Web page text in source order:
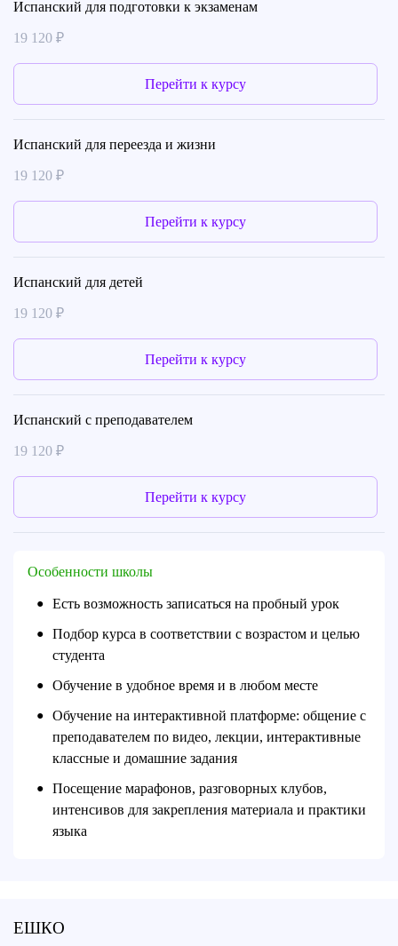
Испанский для подготовки к экзаменам
19 120 ₽
Перейти к курсу
Испанский для переезда и жизни
19 120 ₽
Перейти к курсу
Испанский для детей
19 120 ₽
Перейти к курсу
Испанский с преподавателем
19 120 ₽
Перейти к курсу
Особенности школы
● Есть возможность записаться на пробный урок
●
Подбор курса в соответствии с возрастом и целью
студента
● Обучение в удобное время и в любом месте
●
Обучение на интерактивной платформе: общение с
преподавателем по видео, лекции, интерактивные
классные и домашние задания
●
Посещение марафонов, разговорных клубов,
интенсивов для закрепления материала и практики
языка
ЕШКО